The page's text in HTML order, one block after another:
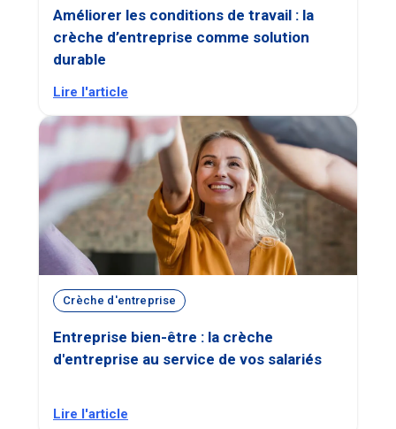
Améliorer les conditions de travail : la
crèche d’entreprise comme solution
durable
Lire l'article
Crèche d'entreprise
Entreprise bien-être : la crèche
d'entreprise au service de vos salariés
Lire l'article